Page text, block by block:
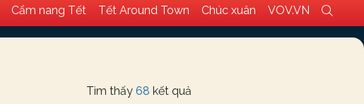
Cẩm nang Tết Tết Around Town Chúc xuân VOV.VN
Tìm thấy 68 kết quả